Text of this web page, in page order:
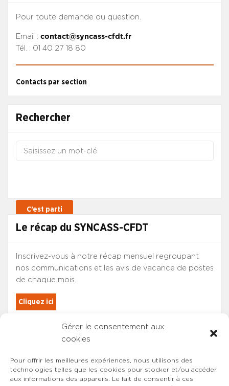
Gérer le consentement aux
cookies
Pour offrir les meilleures expériences, nous utilisons des
technologies telles que les cookies pour stocker et/ou accéder
aux informations des appareils. Le fait de consentir à ces
Pour toute demande ou question.
Email : contact@syncass-cfdt.fr
Tél. : 01 40 27 18 80
Contacts par section
social du 18 janvier 2022 initié par la CFDT tant pour
pour demander le respect des engagements a
permis d’obtenir l’organisation de cette conférence
Rechercher
Le récap du SYNCASS-CFDT
Inscrivez-vous à notre récap mensuel regroupant
nos communications et les avis de vacance de postes
de chaque mois.
Cliquez ici
Les adhérents du SYNCASS-CFDT
sont automatiquement inscrits.